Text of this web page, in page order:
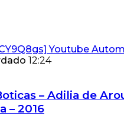
12:24
– Adilia de
– 2016